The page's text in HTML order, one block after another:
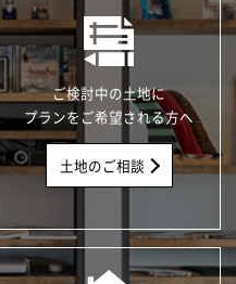
ご検討中の土地に
プランをご希望される方へ
土地のご相談